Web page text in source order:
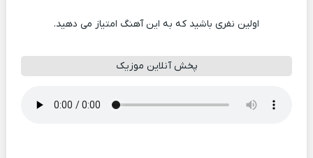
اولین نفری باشید که به این آهنگ امتیاز می دهید.
پخش آنلاین موزیک